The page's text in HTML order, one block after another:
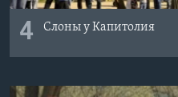
4 Слоны у Капитолия